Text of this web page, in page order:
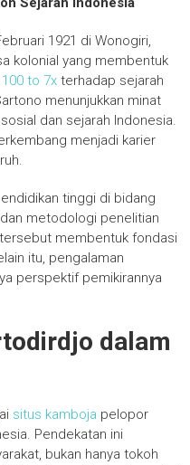
1921 di Wonogiri,
kolonial yang membentuk
to 7xterhadap sejarah
menunjukkan minat
dan sejarah Indonesia.
menjadi karier
tinggi di bidang
metodologi penelitian
membentuk fondasi
itu, pengalaman
perspektif pemikirannya
dalam
situs kamboja pelopor
Pendekatan ini
bukan hanya tokoh